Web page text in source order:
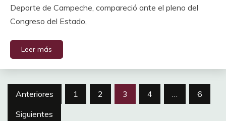
Deporte de Campeche, compareció ante el pleno del
Congreso del Estado,
Leer más
Navegación
de
Anteriores 1 2 3 4 …
6
Siguientes